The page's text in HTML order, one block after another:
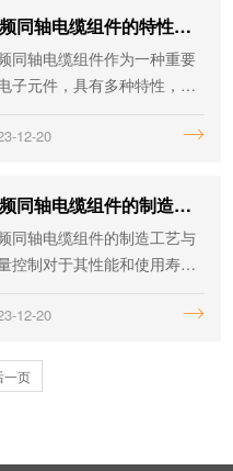
提升。
射频同轴电缆组件的特性与应用
同轴电缆组件作为一种重要
子元件，具有多种特性，使
通信领域中有着广泛的应
本文将详细介绍它的特性与
12-20
射频同轴电缆组件的制造工艺与质量控制
同轴电缆组件的制造工艺与
控制对于其性能和使用寿命
重要影响。本文将详细介绍
造工艺与质量控制方法，包
方面的内容。
12-20
一页